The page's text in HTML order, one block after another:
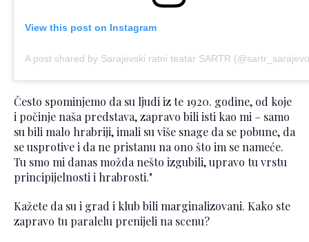
View this post on Instagram
A post shared by Sarajevski ratni teatar SARTR
Često spominjemo da su ljudi iz te 1920. godine, od koje
i počinje naša predstava, zapravo bili isti kao mi – samo
su bili malo hrabriji, imali su više snage da se pobune, da
se usprotive i da ne pristanu na ono što im se nameće.
Tu smo mi danas možda nešto izgubili, upravo tu vrstu
principijelnosti i hrabrosti."
Kažete da su i grad i klub bili marginalizovani. Kako ste
zapravo tu paralelu prenijeli na scenu?